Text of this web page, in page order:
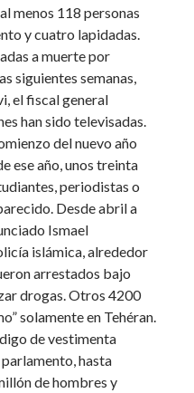
menos 118 personas
y cuatro lapidadas.
a muerte por
siguientes semanas,
el fiscal general
han sido televisadas.
del nuevo año
ese año, unos treinta
periodistas o
Desde abril a
Ismael
islámica, alrededor
arrestados bajo
drogas. Otros 4200
solamente en Tehéran.
de vestimenta
hasta
de hombres y